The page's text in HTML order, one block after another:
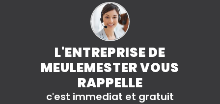
L'ENTREPRISE DE
MEULEMESTER VOUS
RAPPELLE
c'est immediat et gratuit